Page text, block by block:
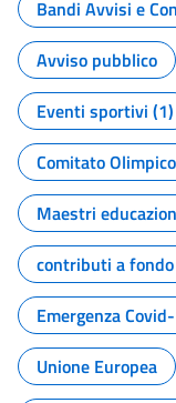
Bandi Avvisi e
Avviso pubblico
Eventi sportivi (1)
Comitato
Maestri
contributi a
Emergenza
Unione Europea